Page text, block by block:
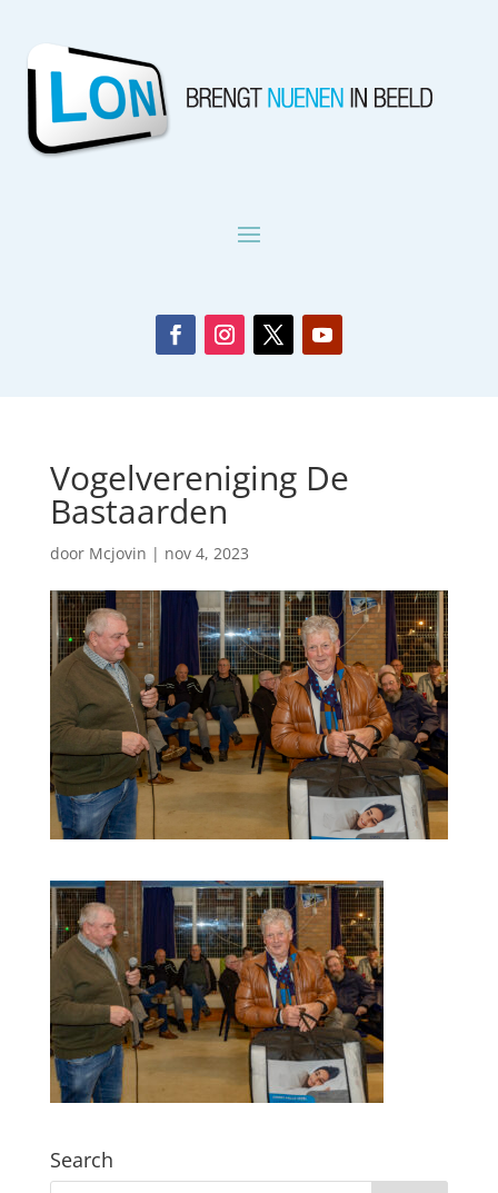
Vogelvereniging De
Bastaarden
door Mcjovin | nov 4, 2023
Search